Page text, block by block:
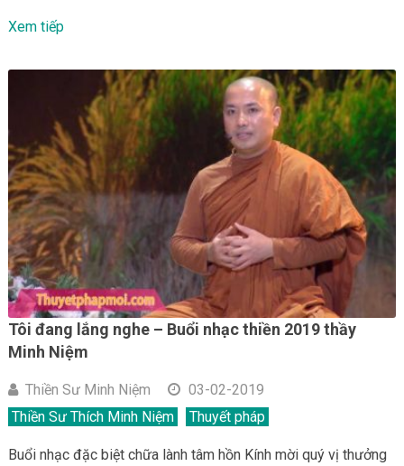
Xem tiếp
Tôi đang lắng nghe – Buổi nhạc thiền 2019 thầy
Minh Niệm
Thiền Sư Minh Niệm
03-02-2019
Thiền Sư Thích Minh Niệm
Thuyết pháp
Buổi nhạc đặc biệt chữa lành tâm hồn Kính mời quý vị thưởng